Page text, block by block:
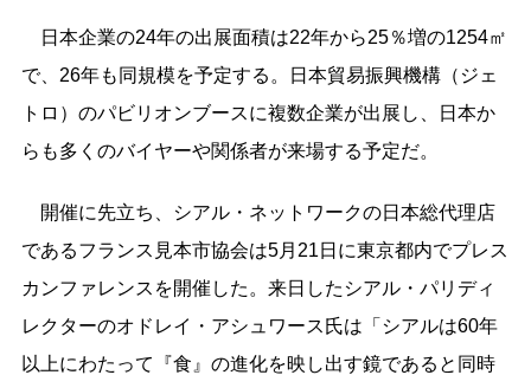
日本企業の24年の出展面積は22年から25％増の1254㎡
で、26年も同規模を予定する。日本貿易振興機構（ジェ
トロ）のパビリオンブースに複数企業が出展し、日本か
らも多くのバイヤーや関係者が来場する予定だ。
開催に先立ち、シアル・ネットワークの日本総代理店
であるフランス見本市協会は5月21日に東京都内でプレス
カンファレンスを開催した。来日したシアル・パリディ
レクターのオドレイ・アシュワース氏は「シアルは60年
以上にわたって『食』の進化を映し出す鏡であると同時